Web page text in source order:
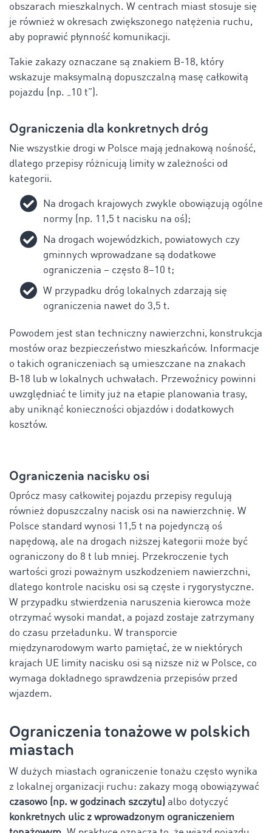
obszarach mieszkalnych. W centrach miast stosuje się
je również w okresach zwiększonego natężenia ruchu,
aby poprawić płynność komunikacji.
Takie zakazy oznaczane są znakiem B-18, który
wskazuje maksymalną dopuszczalną masę całkowitą
pojazdu (np. „10 t”).
Ograniczenia dla konkretnych dróg
Nie wszystkie drogi w Polsce mają jednakową nośność,
dlatego przepisy różnicują limity w zależności od
kategorii.
Na drogach krajowych zwykle obowiązują ogólne
normy (np. 11,5 t nacisku na oś);
Na drogach wojewódzkich, powiatowych czy
gminnych wprowadzane są dodatkowe
ograniczenia – często 8–10 t;
W przypadku dróg lokalnych zdarzają się
ograniczenia nawet do 3,5 t.
Powodem jest stan techniczny nawierzchni, konstrukcja
mostów oraz bezpieczeństwo mieszkańców. Informacje
o takich ograniczeniach są umieszczane na znakach
B‑18 lub w lokalnych uchwałach. Przewoźnicy powinni
uwzględniać te limity już na etapie planowania trasy,
aby uniknąć konieczności objazdów i dodatkowych
kosztów.
Ograniczenia nacisku osi
Oprócz masy całkowitej pojazdu przepisy regulują
również dopuszczalny nacisk osi na nawierzchnię. W
Polsce standard wynosi 11,5 t na pojedynczą oś
napędową, ale na drogach niższej kategorii może być
ograniczony do 8 t lub mniej. Przekroczenie tych
wartości grozi poważnym uszkodzeniem nawierzchni,
dlatego kontrole nacisku osi są częste i rygorystyczne.
W przypadku stwierdzenia naruszenia kierowca może
otrzymać wysoki mandat, a pojazd zostaje zatrzymany
do czasu przeładunku. W transporcie
międzynarodowym warto pamiętać, że w niektórych
krajach UE limity nacisku osi są niższe niż w Polsce, co
wymaga dokładnego sprawdzenia przepisów przed
wjazdem.
Ograniczenia tonażowe w polskich
miastach
W dużych miastach ograniczenie tonażu często wynika
z lokalnej organizacji ruchu: zakazy mogą obowiązywać
czasowo (np. w godzinach szczytu) albo dotyczyć
konkretnych ulic z wprowadzonym ograniczeniem